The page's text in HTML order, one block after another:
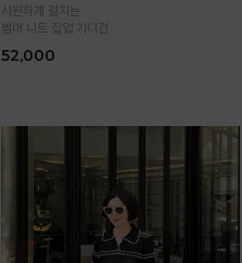
시원하게 걸치는
썸머 니트 집업 가디건
52,000